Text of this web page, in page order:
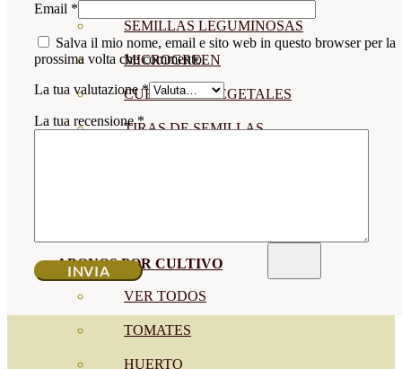
SEMILLAS LEGUMINOSAS
MICROGREEN
CUBIERTAS VEGETALES
TIRAS DE SEMILLAS
ABONOS POR CULTIVO
VER TODOS
TOMATES
HUERTO
Email *
Salva il mio nome, email e sito web in questo browser per la
prossima volta che commento.
La tua valutazione*
La tua recensione*